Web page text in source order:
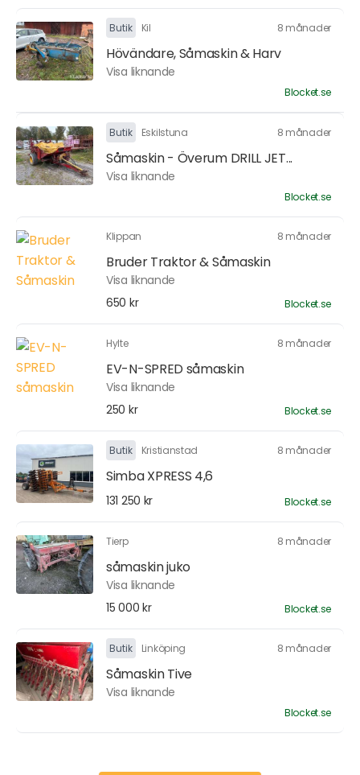
Butik Kil 8 månader
Hövändare, Såmaskin & Harv
Visa liknande
Blocket.se
Butik Eskilstuna 8 månader
Såmaskin - Överum DRILL JET...
Visa liknande
Blocket.se
Klippan 8 månader
Bruder Traktor & Såmaskin
Visa liknande
650 kr
Blocket.se
Hylte 8 månader
EV-N-SPRED såmaskin
Visa liknande
250 kr
Blocket.se
Butik Kristianstad 8 månader
Simba XPRESS 4,6
131 250 kr Blocket.se
Tierp 8 månader
såmaskin juko
Visa liknande
15 000 kr
Blocket.se
Butik Linköping 8 månader
Såmaskin Tive
Visa liknande
Blocket.se